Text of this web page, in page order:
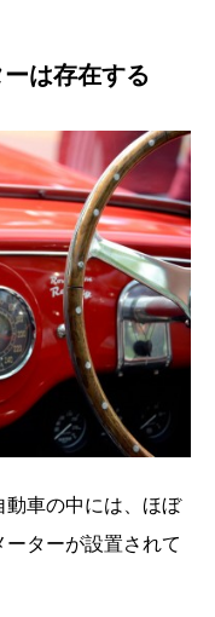
は存在する
動車の中には、ほぼ
ターが設置されて